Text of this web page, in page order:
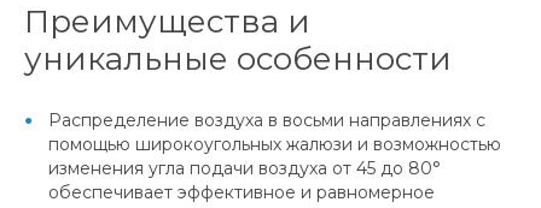
Преимущества и
уникальные особенности
Распределение воздуха в восьми направлениях с
помощью широкоугольных жалюзи и возможностью
изменения угла подачи воздуха от 45 до 80°
обеспечивает эффективное и равномерное